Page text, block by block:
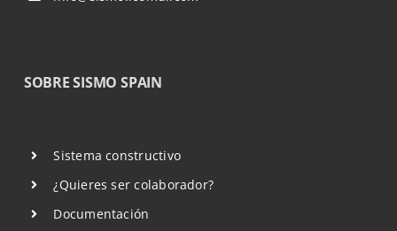
SOBRE SISMO SPAIN
Sistema constructivo
¿Quieres ser colaborador?
Documentación